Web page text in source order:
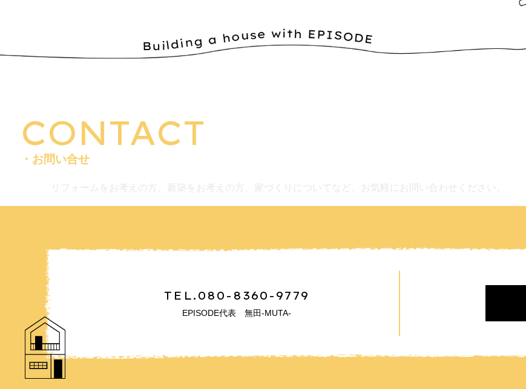
CONTACT
・お問い合せ
リフォームをお考えの方、新築をお考えの方、家づくりについてなど、お気軽にお問い合わせください。
TEL.080-8360-9779
EPISODE代表 無田-MUTA-